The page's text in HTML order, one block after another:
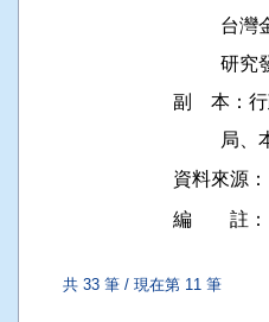
副    本：
資料來源：
編 註：
共 33 筆 / 現在第 11 筆